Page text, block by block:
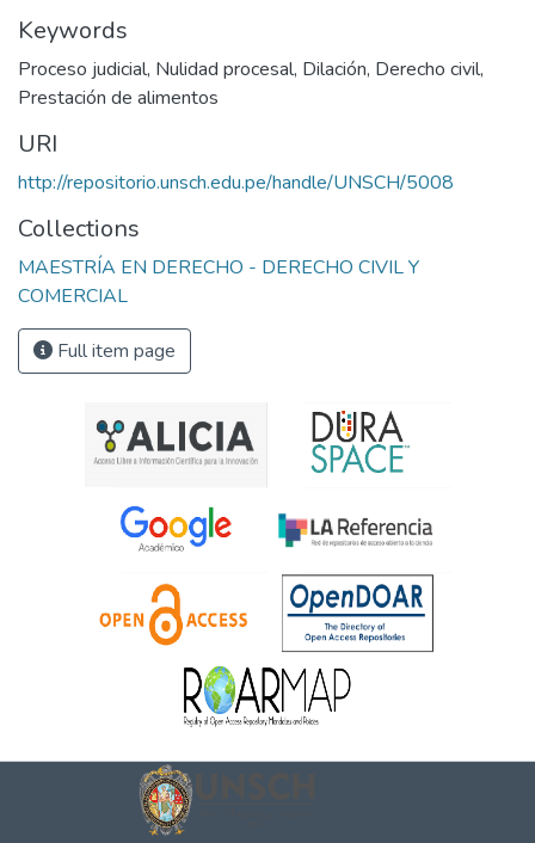
Keywords
Proceso judicial, Nulidad procesal, Dilación, Derecho civil,
Prestación de alimentos
URI
http://repositorio.unsch.edu.pe/handle/UNSCH/5008
Collections
MAESTRÍA EN DERECHO - DERECHO CIVIL Y
COMERCIAL
Full item page